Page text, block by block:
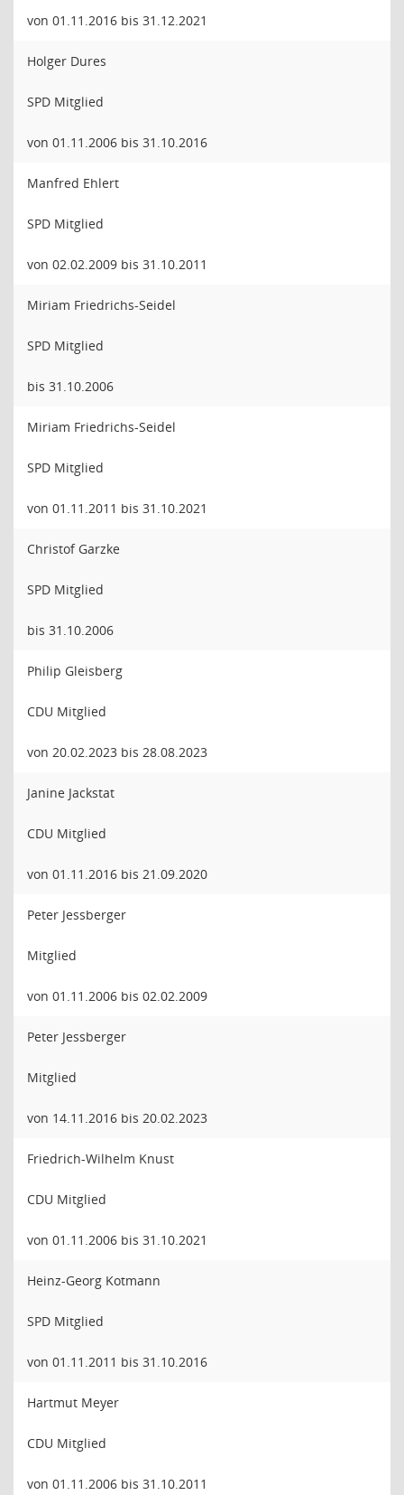
von 01.11.2016 bis 31.12.2021
Holger Dures
SPD Mitglied
von 01.11.2006 bis 31.10.2016
Manfred Ehlert
SPD Mitglied
von 02.02.2009 bis 31.10.2011
Miriam Friedrichs-Seidel
SPD Mitglied
bis 31.10.2006
Miriam Friedrichs-Seidel
SPD Mitglied
von 01.11.2011 bis 31.10.2021
Christof Garzke
SPD Mitglied
bis 31.10.2006
Philip Gleisberg
CDU Mitglied
von 20.02.2023 bis 28.08.2023
Janine Jackstat
CDU Mitglied
von 01.11.2016 bis 21.09.2020
Peter Jessberger
Mitglied
von 01.11.2006 bis 02.02.2009
Peter Jessberger
Mitglied
von 14.11.2016 bis 20.02.2023
Friedrich-Wilhelm Knust
CDU Mitglied
von 01.11.2006 bis 31.10.2021
Heinz-Georg Kotmann
SPD Mitglied
von 01.11.2011 bis 31.10.2016
Hartmut Meyer
CDU Mitglied
von 01.11.2006 bis 31.10.2011